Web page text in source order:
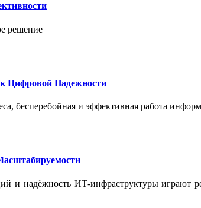
решение
Цифровой Надежности
бесперебойная и эффективная работа
и надёжность ИТ-инфраструктуры